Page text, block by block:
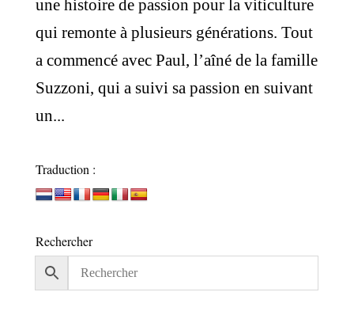
une histoire de passion pour la viticulture
qui remonte à plusieurs générations. Tout
a commencé avec Paul, l’aîné de la famille
Suzzoni, qui a suivi sa passion en suivant
un...
Traduction :
Rechercher